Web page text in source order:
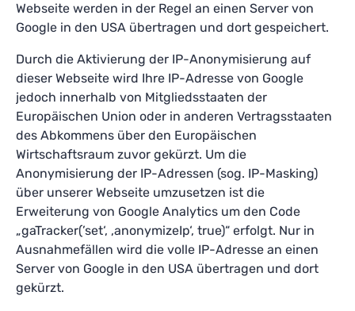
Webseite werden in der Regel an einen Server von
Google in den USA übertragen und dort gespeichert.
Durch die Aktivierung der IP-Anonymisierung auf
dieser Webseite wird Ihre IP-Adresse von Google
jedoch innerhalb von Mitgliedsstaaten der
Europäischen Union oder in anderen Vertragsstaaten
des Abkommens über den Europäischen
Wirtschaftsraum zuvor gekürzt. Um die
Anonymisierung der IP-Adressen (sog. IP-Masking)
über unserer Webseite umzusetzen ist die
Erweiterung von Google Analytics um den Code
„gaTracker(’set‘, ‚anonymizeIp‘, true)“ erfolgt. Nur in
Ausnahmefällen wird die volle IP-Adresse an einen
Server von Google in den USA übertragen und dort
gekürzt.